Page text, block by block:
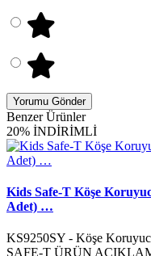
Yorumu Gönder
Benzer Ürünler
20% İNDİRİMLİ
Kids Safe-T Köşe
Adet) …
KS9250SY - Köşe
SAFE-T ÜRÜN